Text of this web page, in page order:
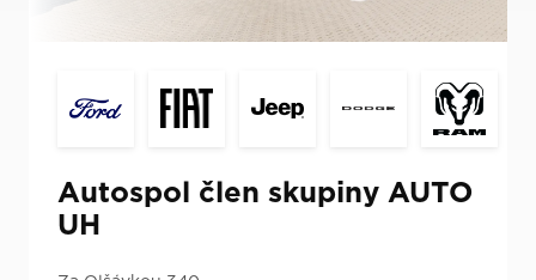
Autospol člen skupiny AUTO
UH